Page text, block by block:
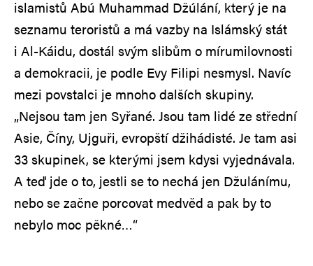
islamistů Abú Muhammad Džúlání, který je na
seznamu teroristů a má vazby na Islámský stát
i Al-Káidu, dostál svým slibům o mírumilovnosti
a demokracii, je podle Evy Filipi nesmysl. Navíc
mezi povstalci je mnoho dalších skupiny.
„Nejsou tam jen Syřané. Jsou tam lidé ze střední
Asie, Číny, Ujguři, evropští džihádisté. Je tam asi
33 skupinek, se kterými jsem kdysi vyjednávala.
A teď jde o to, jestli se to nechá jen Džulánímu,
nebo se začne porcovat medvěd a pak by to
nebylo moc pěkné…“